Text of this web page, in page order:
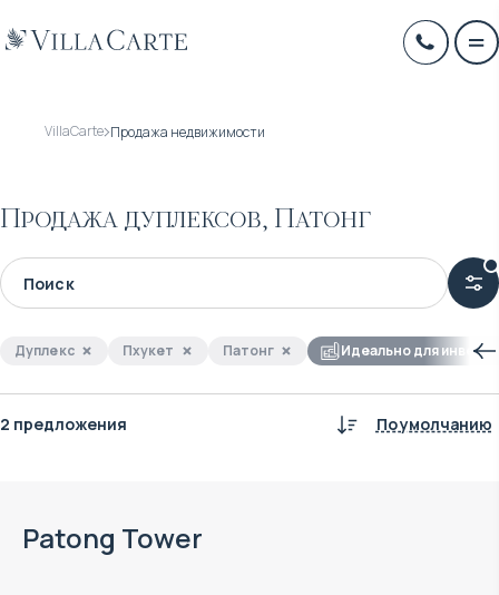
VillaCarte Продажа недвижимости
Продажа дуплексов, Патонг
Дуплекс Пхукет Патонг Идеально для
2 предложения По умолчанию
Patong Tower